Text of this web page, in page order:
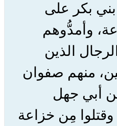
بكر على
وأمدُّوهم
الذين
منهم صفوان
أبي جهل
مِن خزاعة